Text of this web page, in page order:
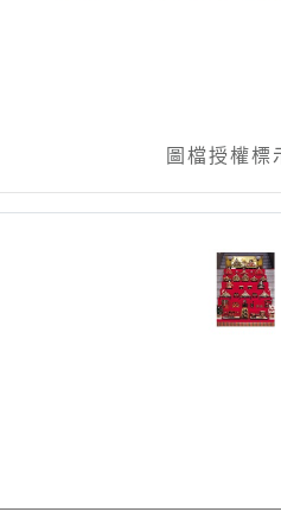
圖檔授權標